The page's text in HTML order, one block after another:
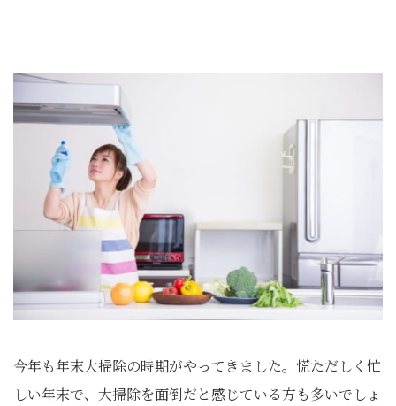
今年も年末大掃除の時期がやってきました。慌ただしく忙
しい年末で、大掃除を面倒だと感じている方も多いでしょ